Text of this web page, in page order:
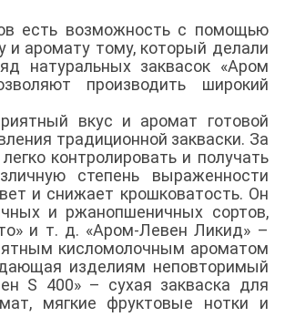
есть возможность с помощью
и аромату тому, который делали
натуральных заквасок «Аром
производить широкий
вкус и аромат готовой
традиционной закваски. За
контролировать и получать
степень выраженности
и снижает крошковатость. Он
и ржанопшеничных сортов,
и т. д. «Аром-Левен Ликид» –
кисломолочным ароматом
изделиям неповторимый
S 400» – сухая закваска для
мягкие фруктовые нотки и